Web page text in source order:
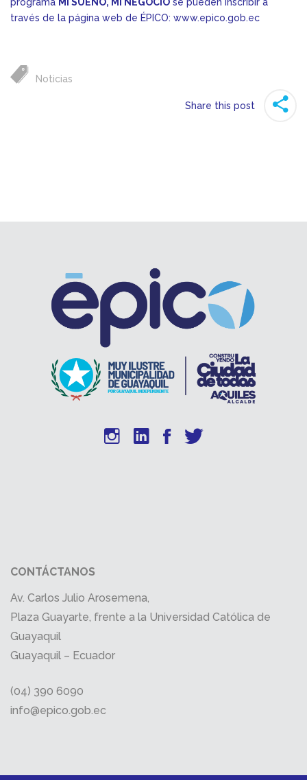
programa MI SUEÑO, MI NEGOCIO se pueden inscribir a
través de la página web de ÉPICO: www.epico.gob.ec
Noticias
Share this post
CONTÁCTANOS
Av. Carlos Julio Arosemena,
Plaza Guayarte, frente a la Universidad Católica de
Guayaquil
Guayaquil – Ecuador
(04) 390 6090
info@epico.gob.ec